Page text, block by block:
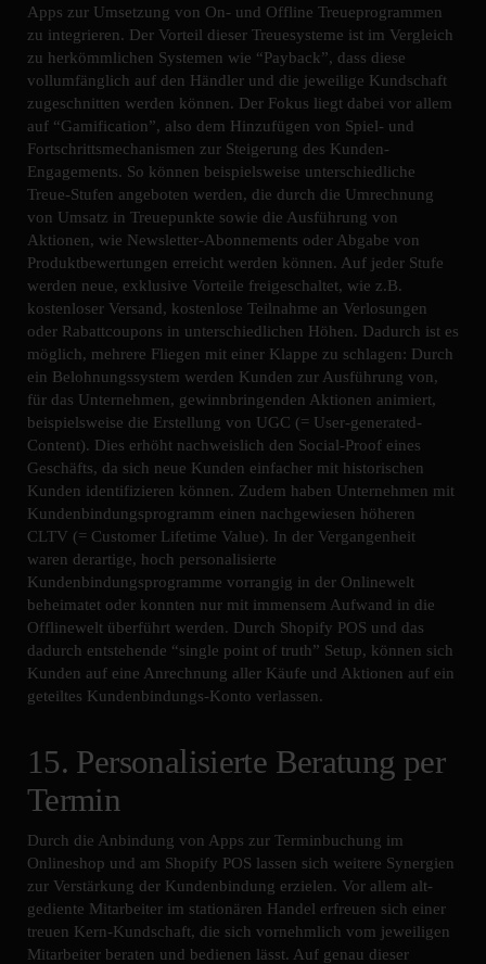
Apps zur Umsetzung von On- und Offline Treueprogrammen
zu integrieren. Der Vorteil dieser Treuesysteme ist im Vergleich
zu herkömmlichen Systemen wie “Payback”, dass diese
vollumfänglich auf den Händler und die jeweilige Kundschaft
zugeschnitten werden können. Der Fokus liegt dabei vor allem
auf “Gamification”, also dem Hinzufügen von Spiel- und
Fortschrittsmechanismen zur Steigerung des Kunden-
Engagements. So können beispielsweise unterschiedliche
Treue-Stufen angeboten werden, die durch die Umrechnung
von Umsatz in Treuepunkte sowie die Ausführung von
Aktionen, wie Newsletter-Abonnements oder Abgabe von
Produktbewertungen erreicht werden können. Auf jeder Stufe
werden neue, exklusive Vorteile freigeschaltet, wie z.B.
kostenloser Versand, kostenlose Teilnahme an Verlosungen
oder Rabattcoupons in unterschiedlichen Höhen. Dadurch ist es
möglich, mehrere Fliegen mit einer Klappe zu schlagen: Durch
ein Belohnungssystem werden Kunden zur Ausführung von,
für das Unternehmen, gewinnbringenden Aktionen animiert,
beispielsweise die Erstellung von UGC (= User-generated-
Content). Dies erhöht nachweislich den Social-Proof eines
Geschäfts, da sich neue Kunden einfacher mit historischen
Kunden identifizieren können. Zudem haben Unternehmen mit
Kundenbindungsprogramm einen nachgewiesen höheren
CLTV (= Customer Lifetime Value). In der Vergangenheit
waren derartige, hoch personalisierte
Kundenbindungsprogramme vorrangig in der Onlinewelt
beheimatet oder konnten nur mit immensem Aufwand in die
Offlinewelt überführt werden. Durch Shopify POS und das
dadurch entstehende “single point of truth” Setup, können sich
Kunden auf eine Anrechnung aller Käufe und Aktionen auf ein
geteiltes Kundenbindungs-Konto verlassen.
15. Personalisierte Beratung per
Termin
Durch die Anbindung von Apps zur Terminbuchung im
Onlineshop und am Shopify POS lassen sich weitere Synergien
zur Verstärkung der Kundenbindung erzielen. Vor allem alt-
gediente Mitarbeiter im stationären Handel erfreuen sich einer
treuen Kern-Kundschaft, die sich vornehmlich vom jeweiligen
Mitarbeiter beraten und bedienen lässt. Auf genau dieser